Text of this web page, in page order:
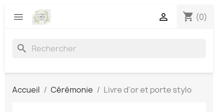
 shopping_cart (0)

search
Accueil Cérémonie Livre d'or et porte stylo